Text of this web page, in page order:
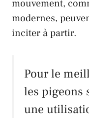
mouvement,
modernes,
inciter à partir.
Pour le
les pigeons
une